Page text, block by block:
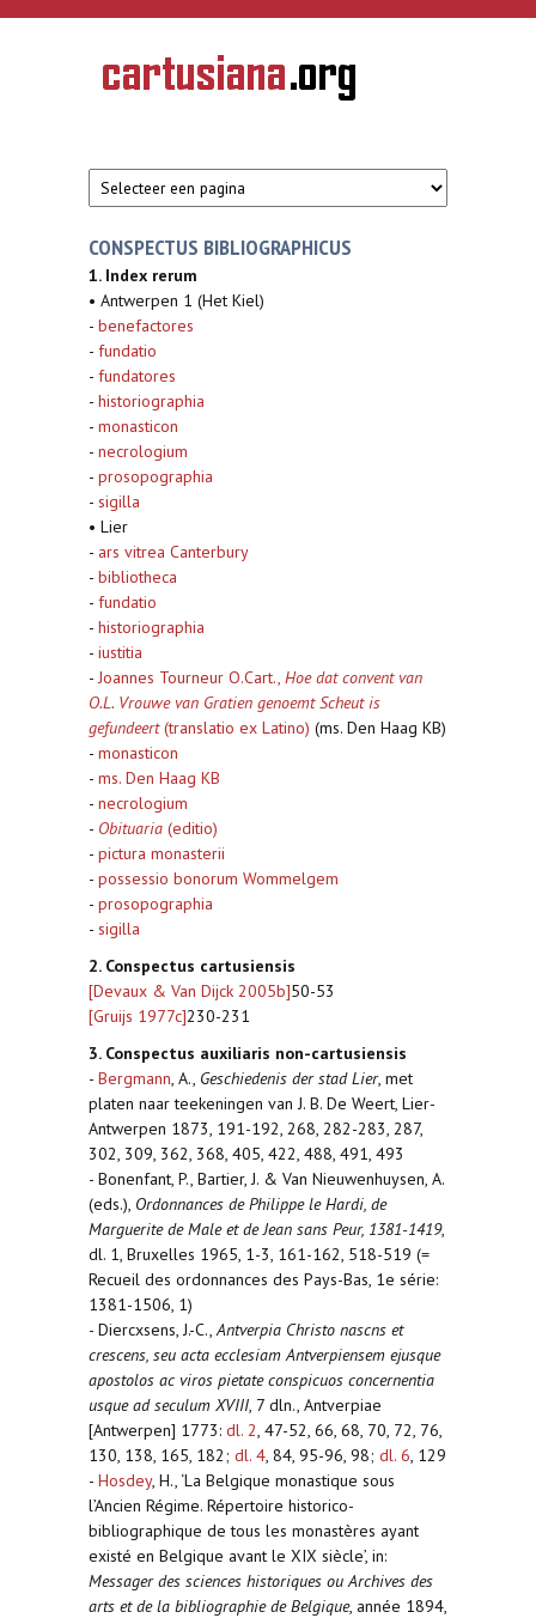
Overslaan en naar de inhoud gaan
CARTUSIANA
Geschiedenis
van de
CONSPECTUS BIBLIOGRAPHICUS
1. Index rerum
• Antwerpen 1 (Het Kiel)
- benefactores
- fundatio
- fundatores
- historiographia
- monasticon
- necrologium
- prosopographia
- sigilla
• Lier
- ars vitrea Canterbury
- bibliotheca
- fundatio
- historiographia
- iustitia
- Joannes Tourneur O.Cart., Hoe dat convent van
O.L. Vrouwe van Gratien genoemt Scheut is
gefundeert(translatio ex Latino) (ms. Den Haag KB)
- monasticon
- ms. Den Haag KB
- necrologium
- Obituaria (editio)
- pictura monasterii
- possessio bonorum Wommelgem
- prosopographia
- sigilla
2. Conspectus cartusiensis
[Devaux & Van Dijck 2005b]50-53
[Gruijs 1977c]230-231
3. Conspectus auxiliaris non-cartusiensis
- Bergmann, A., Geschiedenis der stad Lier, met
platen naar teekeningen van J. B. De Weert, Lier-
Antwerpen 1873, 191-192, 268, 282-283, 287,
302, 309, 362, 368, 405, 422, 488, 491, 493
- Bonenfant, P., Bartier, J. & Van Nieuwenhuysen, A.
(eds.), Ordonnances de Philippe le Hardi, de
Marguerite de Male et de Jean sans Peur, 1381-1419,
dl. 1, Bruxelles 1965, 1-3, 161-162, 518-519 (=
Recueil des ordonnances des Pays-Bas, 1e série:
1381-1506, 1)
- Diercxsens, J.-C.,Antverpia Christo nascns et
crescens, seu acta ecclesiam Antverpiensem ejusque
apostolos ac viros pietate conspicuos concernentia
usque ad seculum XVIII, 7 dln., Antverpiae
[Antwerpen] 1773: dl. 2, 47-52, 66, 68, 70, 72, 76,
130, 138, 165, 182; dl. 4, 84, 95-96, 98; dl. 6, 129
- Hosdey, H., ‘La Belgique monastique sous
l’Ancien Régime. Répertoire historico-
bibliographique de tous les monastères ayant
existé en Belgique avant le XIX siècle’, in:
Messager des sciences historiques ou Archives des
arts et de la bibliographie de Belgique, année 1894,